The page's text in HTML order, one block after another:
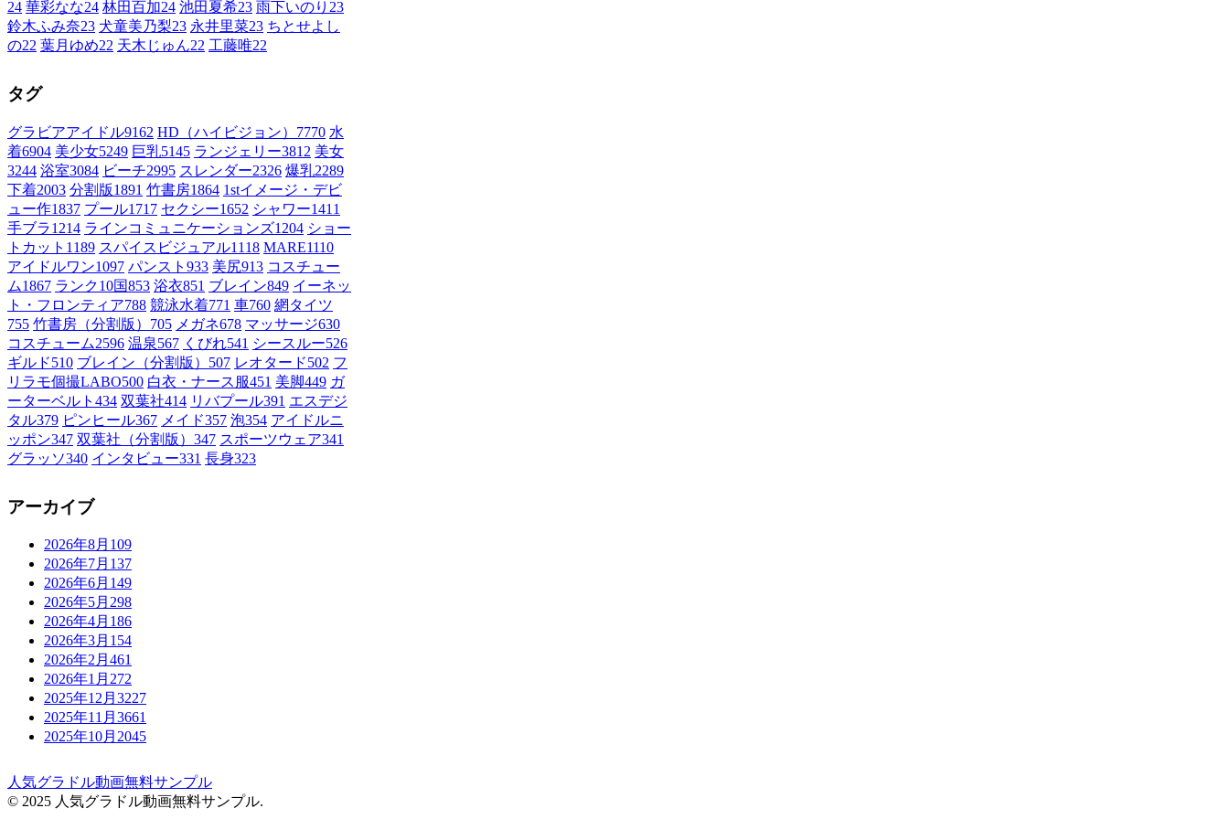
24 華彩なな24 林田百加24 池田夏希23 雨下いのり 23
鈴木ふみ奈23 犬童美乃梨23 永井里菜23 ちとせよし
の22 葉月ゆめ22 天木じゅん22 工藤唯22
タグ
グラビアアイドル9162 HD（ハイビジョン） 7770 水
着6904 美少女5249 巨乳5145 ランジェリー3812 美女
3244 浴室3084 ビーチ2995 スレンダー2326 爆乳2289
下着2003 分割版1891 竹書房1864 1stイメージ・デビ
ュー作1837 プール1717 セクシー1652 シャワー1411
手ブラ1214 ラインコミュニケーションズ1204 ショー
トカット 1189 スパイスビジュアル1118 MARE1110
アイドルワン1097 パンスト 933 美尻913 コスチュー
ム1867 ランク10国853 浴衣851 ブレイン849 イーネッ
ト・フロンティア788 競泳水着771 車760 網タイツ
755 竹書房（分割版） 705 メガネ678 マッサージ630
コスチューム2596 温泉567 くびれ541 シースルー526
ギルド510 ブレイン（分割版） 507 レオタード502 フ
リラモ個撮LABO500 白衣・ナース服451 美脚449 ガ
ーターベルト 434 双葉社414 リバプール391 エスデジ
タル379 ピンヒール367 メイド357 泡354 アイドルニ
ッポン347 双葉社（分割版） 347 スポーツウェア341
グラッソ340 インタビュー331 長身323
アーカイブ
2026年8月 109
2026年7月 137
2026年6月 149
2026年5月 298
2026年4月 186
2026年3月 154
2026年2月 461
2026年1月 272
2025年12月 3227
2025年11月 3661
2025年10月 2045
人気グラドル動画無料サンプル
© 2025 人気グラドル動画無料サンプル.